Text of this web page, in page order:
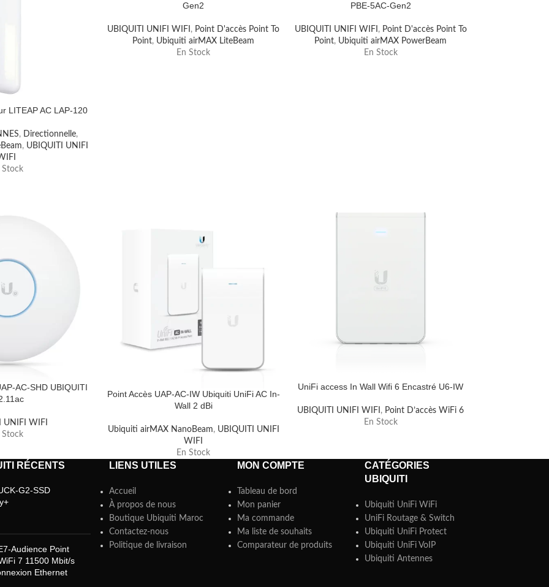
LITEAP AC LAP-120
, Directionnelle,
, UBIQUITI UNIFI
Stock
Gen2
UBIQUITI UNIFI WIFI , Point D'accès Point To
Point, Ubiquiti airMAX LiteBeam
En Stock
PBE-5AC-Gen2
UBIQUITI UNIFI WIFI , Point D'accès Point To
Point, Ubiquiti airMAX PowerBeam
En Stock
AC-SHD UBIQUITI
UNIFI WIFI
Stock
Point Accès UAP-AC-IW Ubiquiti UniFi AC In-
Wall 2 dBi
Ubiquiti airMAX NanoBeam, UBIQUITI UNIFI
WIFI
En Stock
UniFi access In Wall Wifi 6 Encastré U6-IW
UBIQUITI UNIFI WIFI , Point D’accès WiFi 6
En Stock
RÉCENTS
G2-SSD
Audience Point
7 11500 Mbit/s
Ethernet
LIENS UTILES
Accueil
À propos de nous
Boutique Ubiquiti Maroc
Contactez-nous
Politique de livraison
MON COMPTE
Tableau de bord
Mon panier
Ma commande
Ma liste de souhaits
Comparateur de produits
CATÉGORIES
UBIQUITI
Ubiquiti UniFi WiFi
UniFi Routage & Switch
Ubiquiti UniFi Protect
Ubiquiti UniFi VoIP
Ubiquiti Antennes